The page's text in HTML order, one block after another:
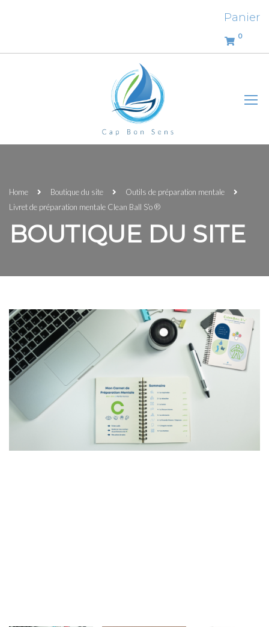
Panier
0
Home Boutique du site
Outils de préparation mentale
Livret de préparation mentale Clean Ball S’o ®
BOUTIQUE DU SITE